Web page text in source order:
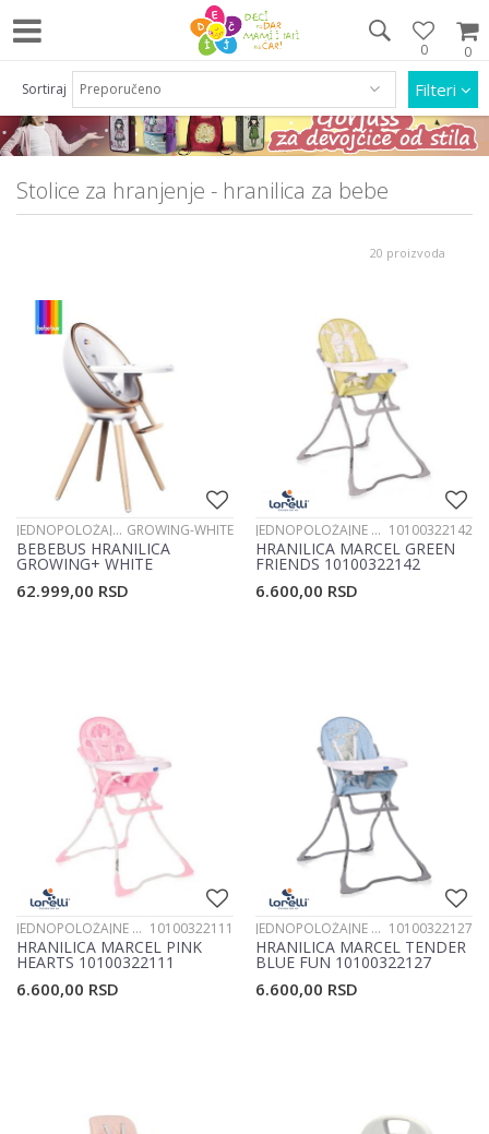
0
0
Pozovite nas na 063/55 33 46 i 011/452 92 40
Stolice za hranjenje - hranilica za bebe
Sortiraj Filteri
20 proizvoda
JEDNOPOLOŽAJNE HRANILICE GROWING-WHITE
BEBEBUS HRANILICA
GROWING+ WHITE
62.999,00 RSD
JEDNOPOLOŽAJNE HRANILICE 10100322142
HRANILICA MARCEL GREEN
FRIENDS 10100322142
6.600,00 RSD
JEDNOPOLOŽAJNE HRANILICE 10100322111
HRANILICA MARCEL PINK
HEARTS 10100322111
6.600,00 RSD
JEDNOPOLOŽAJNE HRANILICE 10100322127
HRANILICA MARCEL TENDER
BLUE FUN 10100322127
6.600,00 RSD